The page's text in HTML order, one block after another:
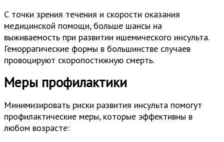
С точки зрения течения и скорости оказания
медицинской помощи, больше шансы на
выживаемость при развитии ишемического инсульта.
Геморрагические формы в большинстве случаев
провоцируют скоропостижную смерть.
Меры профилактики
Минимизировать риски развития инсульта помогут
профилактические меры, которые эффективны в
любом возрасте: